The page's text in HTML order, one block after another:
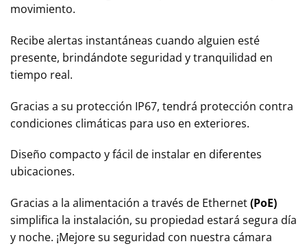
movimiento.
Recibe alertas instantáneas cuando alguien esté
presente, brindándote seguridad y tranquilidad en
tiempo real.
Gracias a su protección IP67, tendrá protección contra
condiciones climáticas para uso en exteriores.
Diseño compacto y fácil de instalar en diferentes
ubicaciones.
Gracias a la alimentación a través de Ethernet(PoE)
simplifica la instalación, su propiedad estará segura día
y noche. ¡Mejore su seguridad con nuestra cámara